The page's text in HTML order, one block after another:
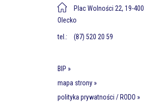
Plac Wolności 22, 19-400
Olecko
tel.: (87) 520 20 59
BIP »
mapa strony »
polityka prywatności / RODO »